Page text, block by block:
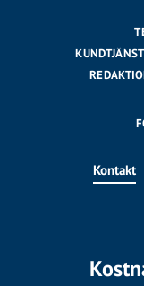
Kontakt